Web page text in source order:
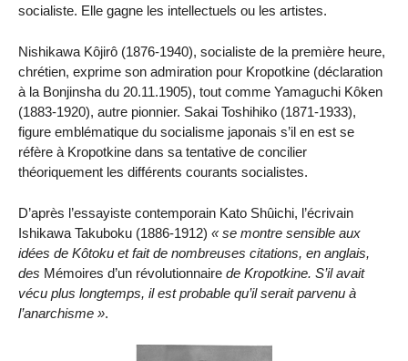
socialiste. Elle gagne les intellectuels ou les artistes.
Nishikawa Kôjirô (1876-1940), socialiste de la première heure,
chrétien, exprime son admiration pour Kropotkine (déclaration
à la Bonjinsha du 20.11.1905), tout comme Yamaguchi Kôken
(1883-1920), autre pionnier. Sakai Toshihiko (1871-1933),
figure emblématique du socialisme japonais s’il en est se
réfère à Kropotkine dans sa tentative de concilier
théoriquement les différents courants socialistes.
D’après l’essayiste contemporain Kato Shûichi, l’écrivain
Ishikawa Takuboku (1886-1912)
se montre sensible aux
idées de Kôtoku et fait de nombreuses citations, en anglais,
des Mémoires d’un révolutionnaire de Kropotkine. S’il avait
vécu plus longtemps, il est probable qu’il serait parvenu à
l’anarchisme
.